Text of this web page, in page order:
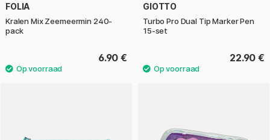
FOLIA
Kralen Mix Zeemeermin 240-
pack
6.90 €
GIOTTO
Turbo Pro Dual Tip Marker Pen
15-set
22.90 €